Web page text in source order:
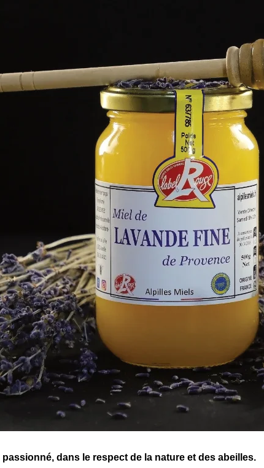
dans le respect de la nature et des abeilles.